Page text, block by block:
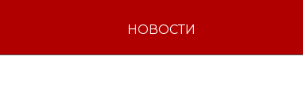
НОВОСТИ